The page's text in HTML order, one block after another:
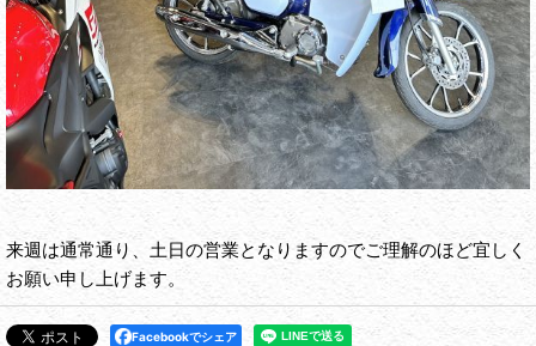
来週は通常通り、土日の営業となりますのでご理解のほど宜しく
お願い申し上げます。
Facebookでシェア